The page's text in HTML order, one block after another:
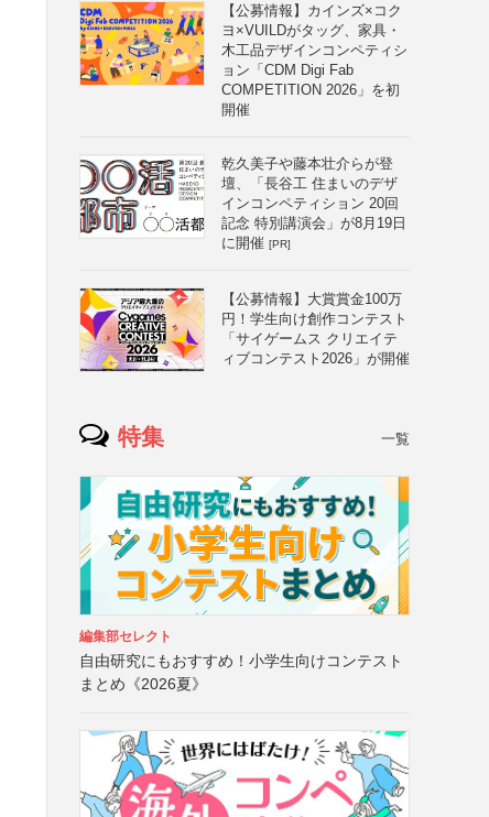
【公募情報】カインズ×コク
ヨ×VUILDがタッグ、家具・
木工品デザインコンペティシ
ョン「CDM Digi Fab
COMPETITION 2026」を初
開催
乾久美子や藤本壮介らが登
壇、「長谷工 住まいのデザ
インコンペティション 20回
記念 特別講演会」が8月19日
に開催 [PR]
【公募情報】大賞賞金100万
円！学生向け創作コンテスト
「サイゲームス クリエイテ
ィブコンテスト2026」が開催
特集 一覧
編集部セレクト
自由研究にもおすすめ！小学生向けコンテスト
まとめ《2026夏》